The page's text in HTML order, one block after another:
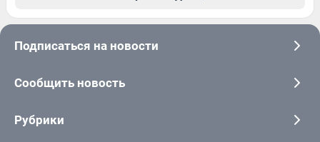
Подписаться на новости
Сообщить новость
Рубрики